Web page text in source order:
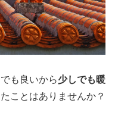
も良いから少しでも暖
ことはありませんか？